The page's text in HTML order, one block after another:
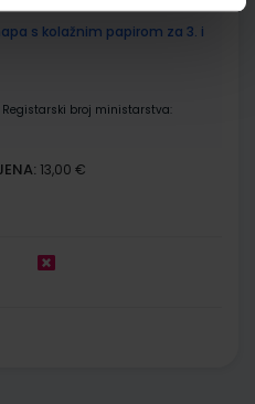
s kolažnim papirom za 3. i
Registarski broj ministarstva:
13,00 €